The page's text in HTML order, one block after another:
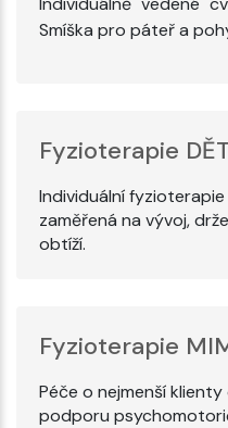
Smíška pro páteř a
Fyzioterapie
Individuální
zaměřená na vývoj,
obtíží.
Fyzioterapie
Péče o nejmenší
podporu